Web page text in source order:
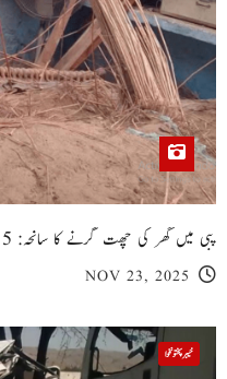
پبی میں گھر کی چھت گرنے کا سانحہ: 5 افراد جان کی بازی ہار گئے، 3 زخمی
NOV 23, 2025
خیبر پختونخوا